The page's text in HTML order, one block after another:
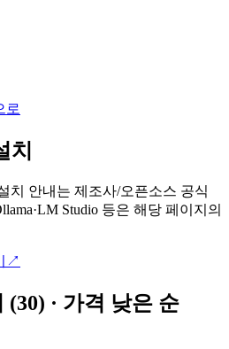
로
치
치 안내는 제조사/오픈소스 공식
Studio 등은 해당 페이지의
↗
· 가격 낮은 순